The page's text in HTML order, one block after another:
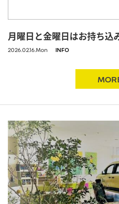
月曜日と金曜日はお持ち込
2026.02.16.Mon INFO